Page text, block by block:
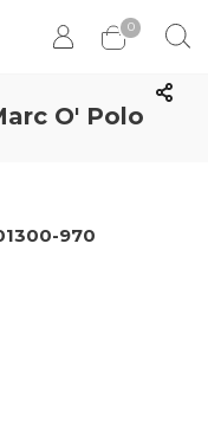
0
O' Polo
970